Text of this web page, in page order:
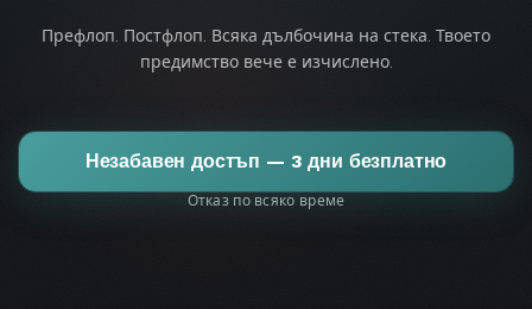
Префлоп. Постфлоп. Всяка дълбочина на стека. Твоето
предимство вече е изчислено.
Незабавен достъп — 3 дни безплатно
Отказ по всяко време